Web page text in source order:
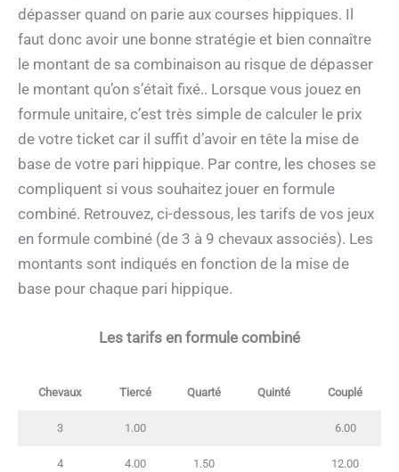
dépasser quand on parie aux courses hippiques. Il
faut donc avoir une bonne stratégie et bien connaître
le montant de sa combinaison au risque de dépasser
le montant qu’on s’était fixé.. Lorsque vous jouez en
formule unitaire, c’est très simple de calculer le prix
de votre ticket car il suffit d’avoir en tête la mise de
base de votre pari hippique. Par contre, les choses se
compliquent si vous souhaitez jouer en formule
combiné. Retrouvez, ci-dessous, les tarifs de vos jeux
en formule combiné (de 3 à 9 chevaux associés). Les
montants sont indiqués en fonction de la mise de
base pour chaque pari hippique.
Les tarifs en formule combiné
Chevaux Tiercé Quarté Quinté Couplé
3 1.00 6.00
4 4.00 1.50 12.00